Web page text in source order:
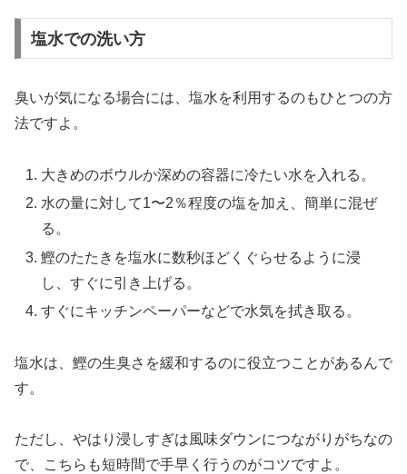
塩水での洗い方
臭いが気になる場合には、塩水を利用するのもひとつの方
法ですよ。
大きめのボウルか深めの容器に冷たい水を入れる。
水の量に対して1〜2％程度の塩を加え、簡単に混ぜ
る。
鰹のたたきを塩水に数秒ほどくぐらせるように浸
し、すぐに引き上げる。
すぐにキッチンペーパーなどで水気を拭き取る。
塩水は、鰹の生臭さを緩和するのに役立つことがあるんで
す。
ただし、やはり浸しすぎは風味ダウンにつながりがちなの
で、こちらも短時間で手早く行うのがコツですよ。